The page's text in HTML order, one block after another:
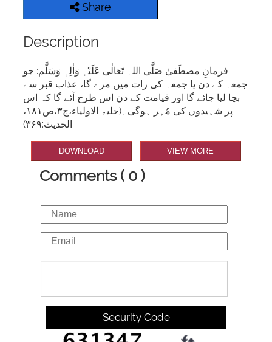
Share
Description
فرمانِ مصطَفیٰ صَلَّی اللہ تَعَالٰی عَلَیْہِ وَاٰلِہٖ وَسَلَّم: جو
جمعہ کے دن یا جمعہ کی رات ميں مرے گا، عذاب قبر سے
بچا لیا جائے گا اور قیامت کے دن اس طرح آئے گا کہ اس
پر شہیدوں کی مُہر ہوگی۔(حلیۃ الاولیاء،ج۳،ص۱۸۱،
الحدیث:۳۶۹)
DOWNLOAD VIEW MORE
Comments ( 0 )
Security Code